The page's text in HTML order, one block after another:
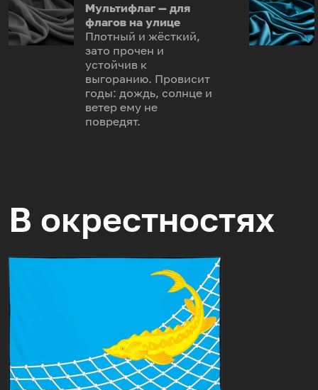
Мультифлаг — для
флагов на улице
Плотный и жёсткий,
зато прочен и
устойчив к
выгоранию. Провисит
годы: дождь, солнце и
ветер ему не
повредят.
В окрестностях